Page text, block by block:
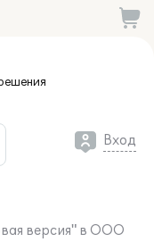
Вход
версия" в ООО